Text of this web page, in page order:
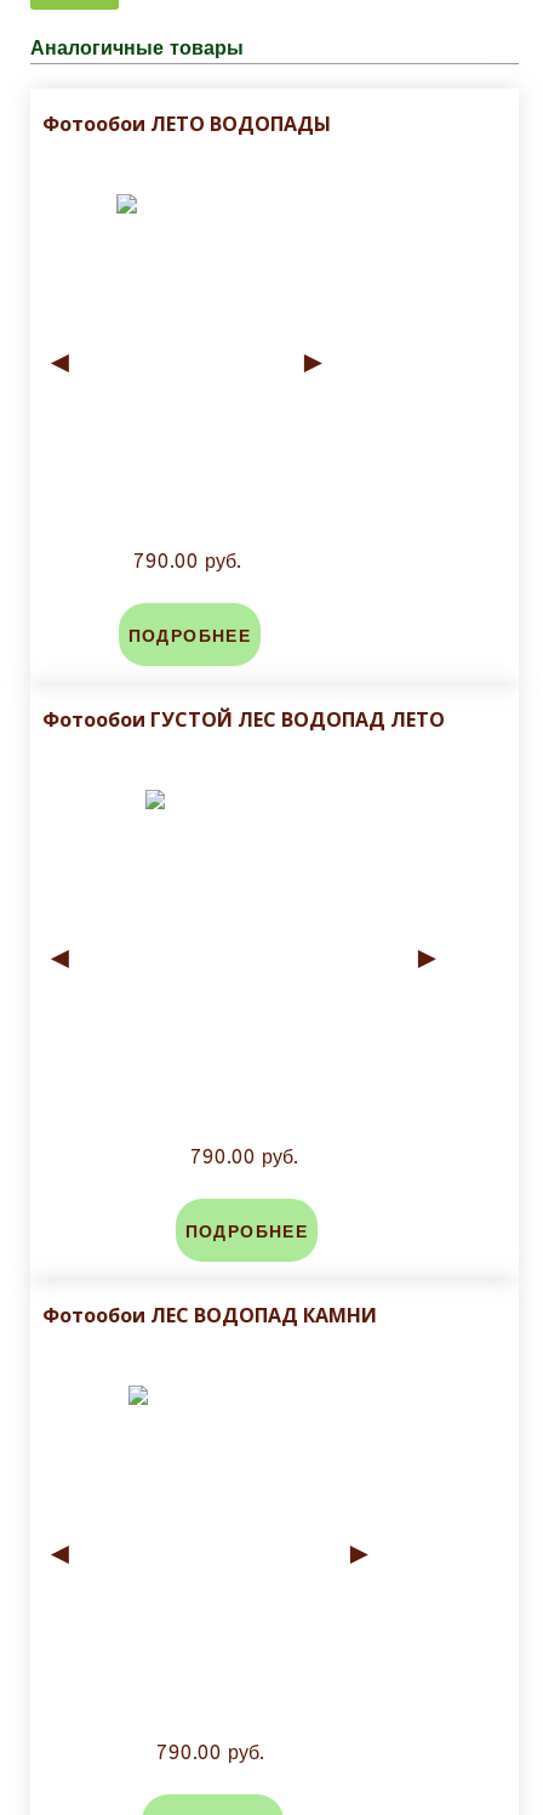
Аналогичные товары
Фотообои ЛЕТО ВОДОПАДЫ
◄ ►
790.00 руб.
ПОДРОБНЕЕ
Фотообои ГУСТОЙ ЛЕС ВОДОПАД ЛЕТО
◄ ►
790.00 руб.
ПОДРОБНЕЕ
Фотообои ЛЕС ВОДОПАД КАМНИ
◄ ►
790.00 руб.